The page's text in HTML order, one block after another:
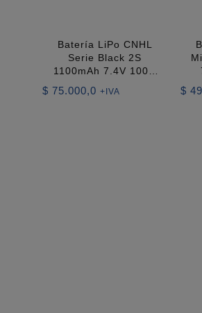
Batería LiPo CNHL
Serie Black 2S
1100mAh 7.4V 100C
$ 75.000,0 +IVA $